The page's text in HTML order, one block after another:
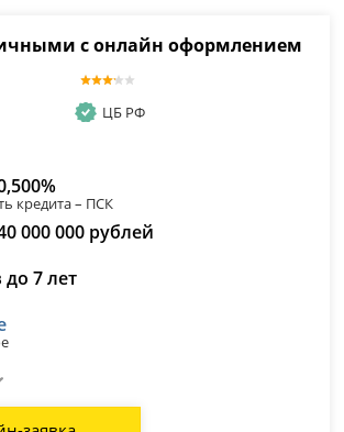
с онлайн оформлением
ЦБ РФ
кредита – ПСК
000 000 рублей
до 7 лет